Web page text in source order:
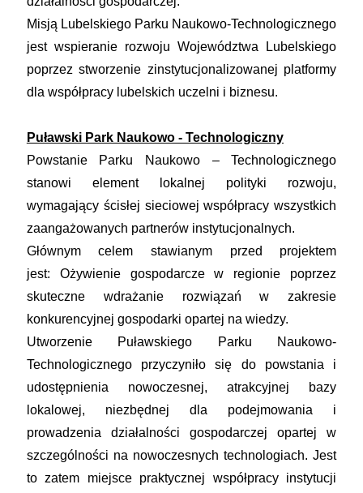
Misją Lubelskiego Parku Naukowo-Technologicznego
jest wspieranie rozwoju Województwa Lubelskiego
poprzez stworzenie zinstytucjonalizowanej platformy
dla współpracy lubelskich uczelni i biznesu.
Puławski Park Naukowo - Technologiczny
Powstanie Parku Naukowo – Technologicznego
stanowi element lokalnej polityki rozwoju,
wymagający ścisłej sieciowej współpracy wszystkich
zaangażowanych partnerów instytucjonalnych.
Głównym celem stawianym przed projektem
jest: Ożywienie gospodarcze w regionie poprzez
skuteczne wdrażanie rozwiązań w zakresie
konkurencyjnej gospodarki opartej na wiedzy.
Utworzenie Puławskiego Parku Naukowo-
Technologicznego przyczyniło się do powstania i
udostępnienia nowoczesnej, atrakcyjnej bazy
lokalowej, niezbędnej dla podejmowania i
prowadzenia działalności gospodarczej opartej w
szczególności na nowoczesnych technologiach. Jest
to zatem miejsce praktycznej współpracy instytucji